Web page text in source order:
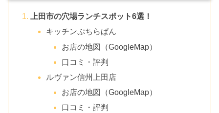
上田市の穴場ランチスポット6選！
キッチンぷちらぱん
お店の地図（GoogleMap）
口コミ・評判
ルヴァン信州上田店
お店の地図（GoogleMap）
口コミ・評判